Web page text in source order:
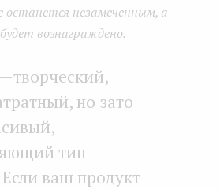
останется незамеченным, а
вознаграждено.
— творческий,
но зато
тип
Если ваш продукт